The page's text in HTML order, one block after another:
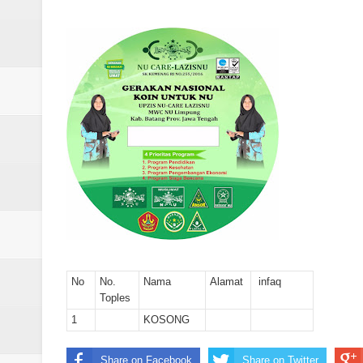
Laporan Koin Nu Pungangan
Laporan Koin Nu Plumbon
Laporan Koin Nu Ngaliyan
Laporan Koin Nu Lobang Oktober
Laporan Koin Nu Limpung
Laporan Koin Nu Kepuh Oktober
Laporan Koin Nu Dlisen Oktober
No
No.
Toples
Nama Alamat infaq
1 KOSONG
Share on Facebook Share on Twitter